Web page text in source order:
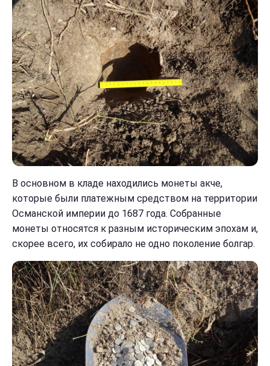
В основном в кладе находились монеты акче,
которые были платежным средством на территории
Османской империи до 1687 года. Собранные
монеты относятся к разным историческим эпохам и,
скорее всего, их собирало не одно поколение болгар.